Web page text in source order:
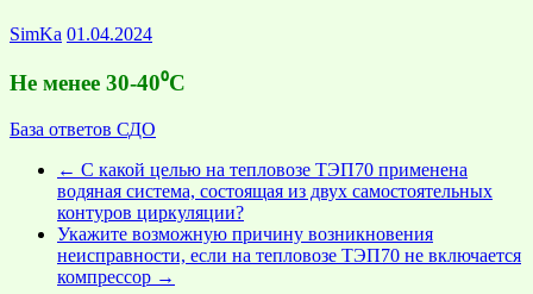
SimKa 01.04.2024
Не менее 30-40⁰С
База ответов СДО
← С какой целью на тепловозе ТЭП70 применена
водяная система, состоящая из двух самостоятельных
контуров циркуляции?
Укажите возможную причину возникновения
неисправности, если на тепловозе ТЭП70 не включается
компрессор →